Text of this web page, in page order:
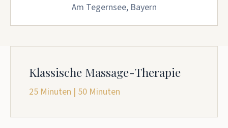
Am Tegernsee, Bayern
Klassische Massage-Therapie
25 Minuten | 50 Minuten